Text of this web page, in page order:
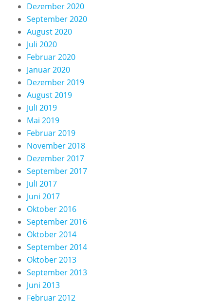
Dezember 2020
September 2020
August 2020
Juli 2020
Februar 2020
Januar 2020
Dezember 2019
August 2019
Juli 2019
Mai 2019
Februar 2019
November 2018
Dezember 2017
September 2017
Juli 2017
Juni 2017
Oktober 2016
September 2016
Oktober 2014
September 2014
Oktober 2013
September 2013
Juni 2013
Februar 2012